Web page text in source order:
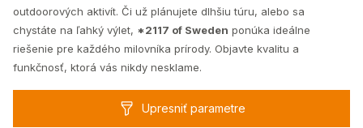
outdoorových aktivít. Či už plánujete dlhšiu túru, alebo sa
chystáte na ľahký výlet, *2117 of Sweden ponúka ideálne
riešenie pre každého milovníka prírody. Objavte kvalitu a
funkčnosť, ktorá vás nikdy nesklame.
Upresniť parametre